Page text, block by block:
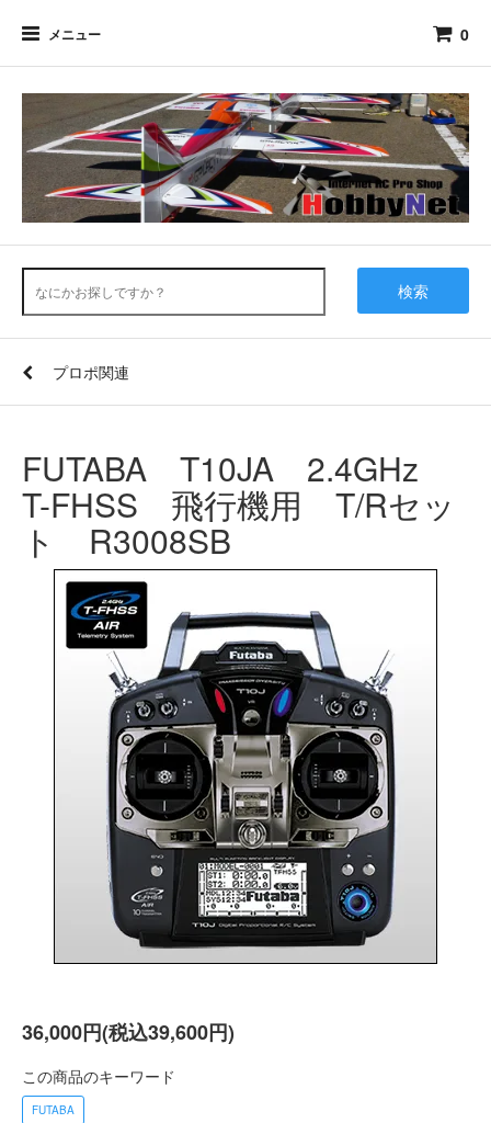
メニュー 0
検索
プロポ関連
FUTABA T10JA 2.4GHz
T-FHSS 飛行機用 T/Rセッ
ト R3008SB
36,000円(税込39,600円)
この商品のキーワード
FUTABA